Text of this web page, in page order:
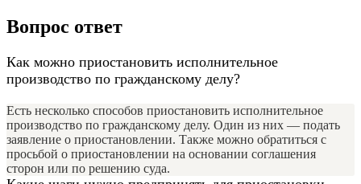
Вопрос ответ
Как можно приостановить исполнительное
производство по гражданскому делу?
Есть несколько способов приостановить исполнительное
производство по гражданскому делу. Один из них — подать
заявление о приостановлении. Также можно обратиться с
просьбой о приостановлении на основании соглашения
сторон или по решению суда.